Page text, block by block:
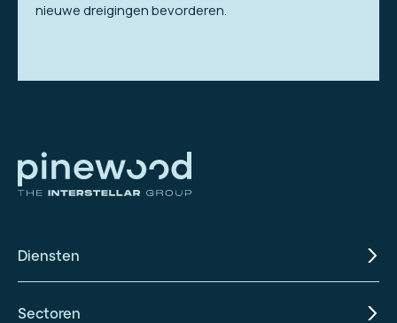
nieuwe dreigingen bevorderen.
Diensten
Sectoren